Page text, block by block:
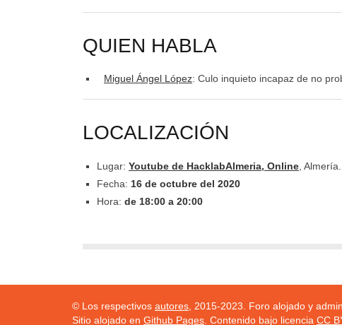
QUIEN HABLA
Miguel Ángel López: Culo inquieto incapaz de no
LOCALIZACIÓN
Lugar: Youtube de HacklabAlmeria, Online , Almería.
Fecha: 16 de octubre del 2020
Hora: de 18:00 a 20:00
© Los respectivos autores , 2015-2023. Foro alojado y
Sitio alojado en Github Pages . Contenido bajo licencia CC